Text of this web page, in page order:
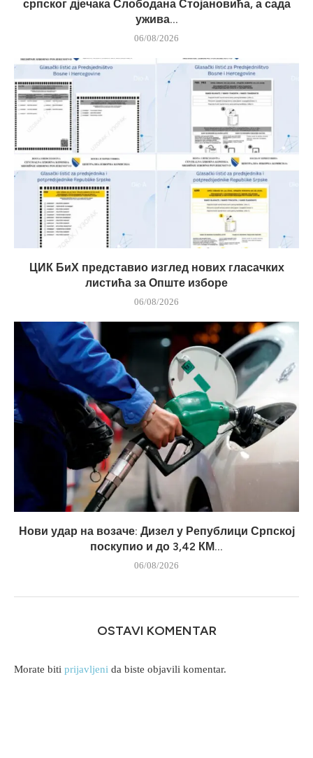
српског дјечака Слободана Стојановића, а сада
ужива...
06/08/2026
ЦИК БиХ представио изглед нових гласачких
листића за Опште изборе
06/08/2026
Нови удар на возаче: Дизел у Републици Српској
поскупио и до 3,42 КМ...
06/08/2026
OSTAVI KOMENTAR
Morate biti prijavljeni da biste objavili komentar.